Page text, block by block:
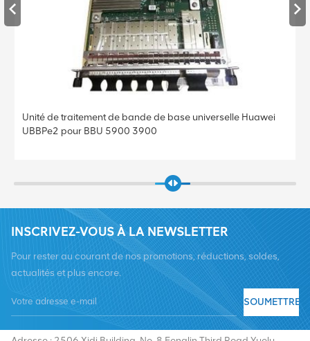
Unité de traitement de bande de base universelle Huawei
UBBPe2 pour BBU 5900 3900
INSCRIVEZ-VOUS À LA NEWSLETTER
Pour rester au courant de nos promotions, réductions, soldes,
actualités et plus encore.
SOUMETTRE
Tél :+8619376997331